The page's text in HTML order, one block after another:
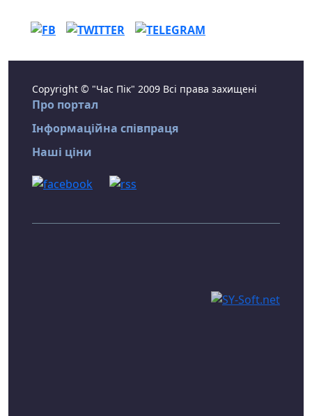
Copyright © "Час Пік" 2009 Всі права захищені
Про портал
Інформаційна співпраця
Наші ціни